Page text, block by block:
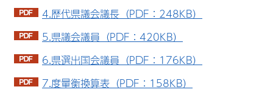
4.歴代県議会議長（PDF：248KB）
5.県議会議員（PDF：420KB）
6.県選出国会議員（PDF：176KB）
7.度量衡換算表（PDF：158KB）